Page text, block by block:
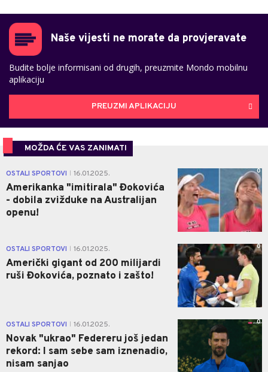
Naše vijesti ne morate da provjeravate
Budite bolje informisani od drugih, preuzmite Mondo mobilnu
aplikaciju
PREUZMI APLIKACIJU
MOŽDA ĆE VAS ZANIMATI
OSTALI SPORTOVI 16.01.2025.
Amerikanka "imitirala" Đokovića
- dobila zvižduke na Australijan
openu!
0
OSTALI SPORTOVI 16.01.2025.
Američki gigant od 200 milijardi
ruši Đokovića, poznato i zašto!
0
OSTALI SPORTOVI 16.01.2025.
Novak "ukrao" Federeru još jedan
rekord: I sam sebe sam iznenadio,
nisam sanjao
0